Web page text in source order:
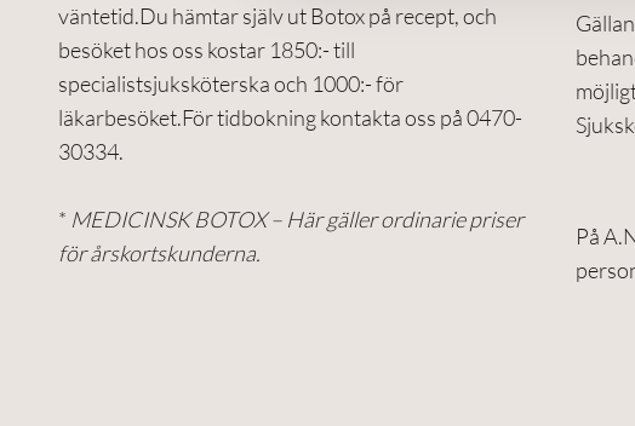
väntetid.Du hämtar själv ut Botox på recept, och
besöket hos oss kostar 1850:- till
specialistsjuksköterska och 1000:- för
läkarbesöket.För tidbokning kontakta oss på 0470-
30334.
* MEDICINSK BOTOX – Här gäller ordinarie priser
för årskortskunderna.
På